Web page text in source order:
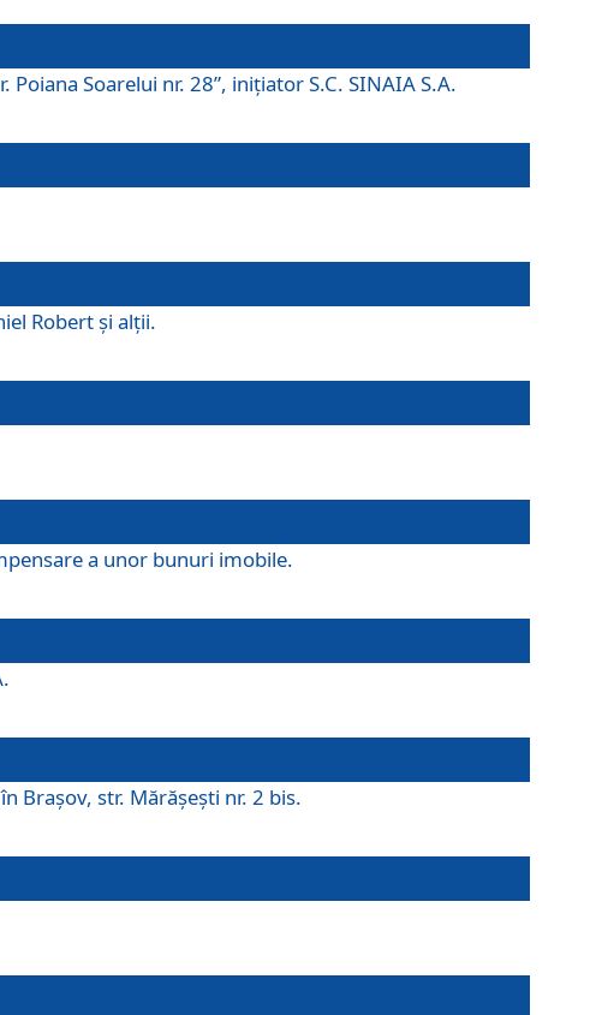
Soarelui nr. 28”, iniţiator S.C. SINAIA S.A.
Robert şi alţii.
a unor bunuri imobile.
Braşov, str. Mărăşeşti nr. 2 bis.